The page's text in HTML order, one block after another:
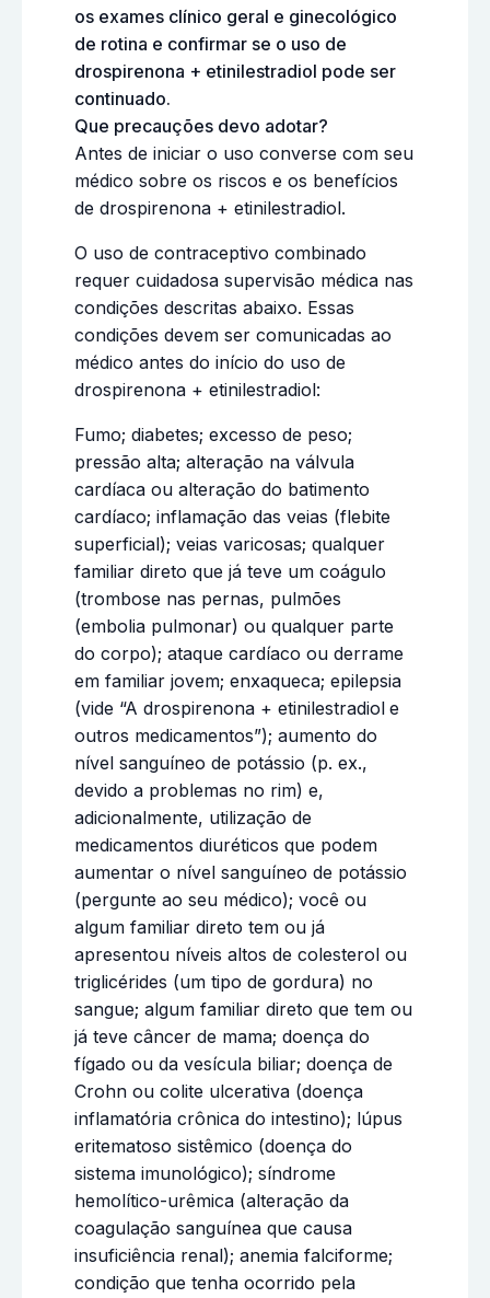
os exames clínico geral e ginecológico
de rotina e confirmar se o uso de
drospirenona + etinilestradiol pode ser
continuado.
Que precauções devo adotar?
Antes de iniciar o uso converse com seu
médico sobre os riscos e os benefícios
de drospirenona + etinilestradiol.
O uso de contraceptivo combinado
requer cuidadosa supervisão médica nas
condições descritas abaixo. Essas
condições devem ser comunicadas ao
médico antes do início do uso de
drospirenona + etinilestradiol:
Fumo; diabetes; excesso de peso;
pressão alta; alteração na válvula
cardíaca ou alteração do batimento
cardíaco; inflamação das veias (flebite
superficial); veias varicosas; qualquer
familiar direto que já teve um coágulo
(trombose nas pernas, pulmões
(embolia pulmonar) ou qualquer parte
do corpo); ataque cardíaco ou derrame
em familiar jovem; enxaqueca; epilepsia
(vide “A drospirenona + etinilestradiol e
outros medicamentos”); aumento do
nível sanguíneo de potássio (p. ex.,
devido a problemas no rim) e,
adicionalmente, utilização de
medicamentos diuréticos que podem
aumentar o nível sanguíneo de potássio
(pergunte ao seu médico); você ou
algum familiar direto tem ou já
apresentou níveis altos de colesterol ou
triglicérides (um tipo de gordura) no
sangue; algum familiar direto que tem ou
já teve câncer de mama; doença do
fígado ou da vesícula biliar; doença de
Crohn ou colite ulcerativa (doença
inflamatória crônica do intestino); lúpus
eritematoso sistêmico (doença do
sistema imunológico); síndrome
hemolítico-urêmica (alteração da
coagulação sanguínea que causa
insuficiência renal); anemia falciforme;
condição que tenha ocorrido pela